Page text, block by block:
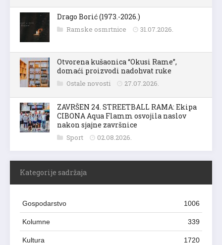
Drago Borić (1973.-2026.)
Ramske osmrtnice 31.07.2026.
Otvorena kušaonica “Okusi Rame”,
domaći proizvodi nadohvat ruke
Ostale novosti 27.07.2026.
ZAVRŠEN 24. STREETBALL RAMA: Ekipa
CIBONA Aqua Flamm osvojila naslov
nakon sjajne završnice
Sport 02.08.2026.
Kategorije sadržaja
Gospodarstvo 1006
Kolumne 339
Kultura 1720